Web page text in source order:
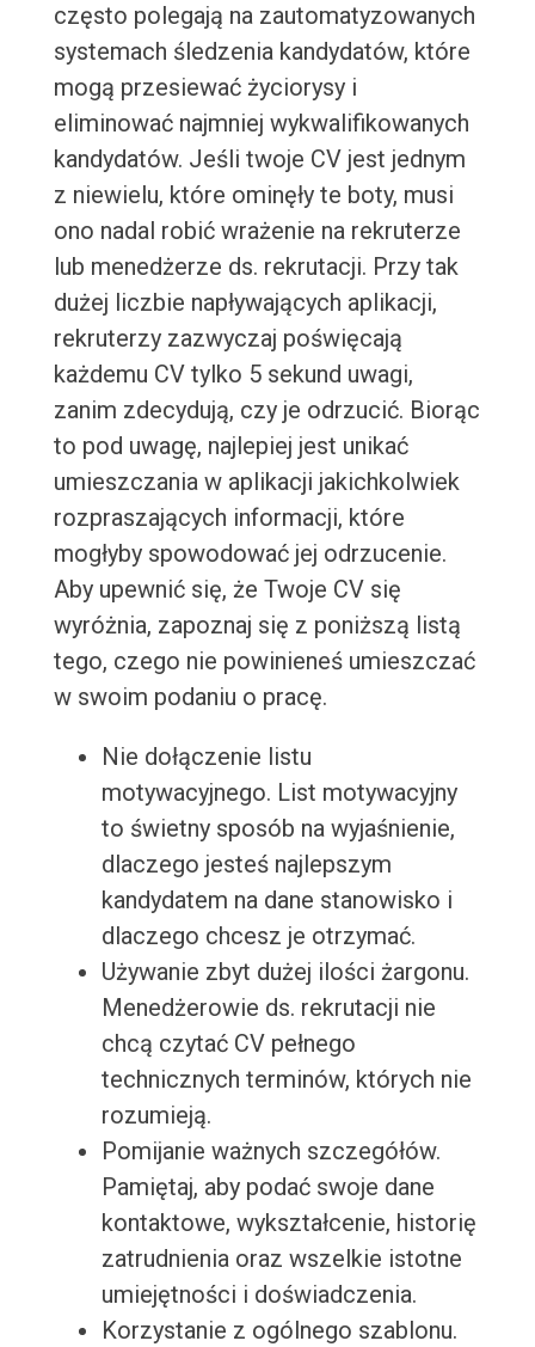
często polegają na zautomatyzowanych
systemach śledzenia kandydatów, które
mogą przesiewać życiorysy i
eliminować najmniej wykwalifikowanych
kandydatów. Jeśli twoje CV jest jednym
z niewielu, które ominęły te boty, musi
ono nadal robić wrażenie na rekruterze
lub menedżerze ds. rekrutacji. Przy tak
dużej liczbie napływających aplikacji,
rekruterzy zazwyczaj poświęcają
każdemu CV tylko 5 sekund uwagi,
zanim zdecydują, czy je odrzucić. Biorąc
to pod uwagę, najlepiej jest unikać
umieszczania w aplikacji jakichkolwiek
rozpraszających informacji, które
mogłyby spowodować jej odrzucenie.
Aby upewnić się, że Twoje CV się
wyróżnia, zapoznaj się z poniższą listą
tego, czego nie powinieneś umieszczać
w swoim podaniu o pracę.
Nie dołączenie listu
motywacyjnego. List motywacyjny
to świetny sposób na wyjaśnienie,
dlaczego jesteś najlepszym
kandydatem na dane stanowisko i
dlaczego chcesz je otrzymać.
Używanie zbyt dużej ilości żargonu.
Menedżerowie ds. rekrutacji nie
chcą czytać CV pełnego
technicznych terminów, których nie
rozumieją.
Pomijanie ważnych szczegółów.
Pamiętaj, aby podać swoje dane
kontaktowe, wykształcenie, historię
zatrudnienia oraz wszelkie istotne
umiejętności i doświadczenia.
Korzystanie z ogólnego szablonu.